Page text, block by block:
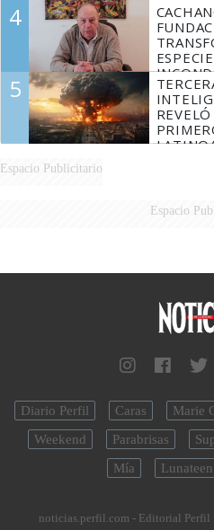
4
DE
5
Espacio Publicitario
Espacio
Diario Perfil Caras Marie
Weekend
Parabrisas
Mía
Lunateen
noticias.perfil.com - Editorial Perfil